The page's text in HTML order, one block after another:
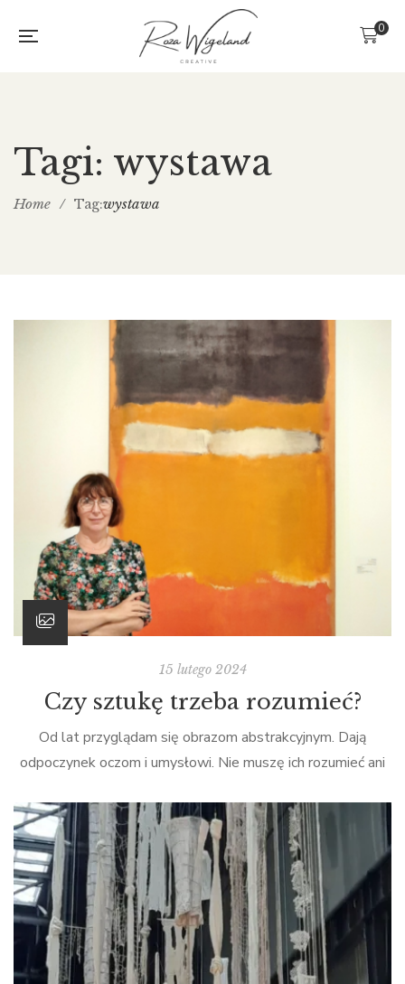
0
Tagi: wystawa
Home / Tag:wystawa
15 lutego 2024
Czy sztukę trzeba rozumieć?
Od lat przyglądam się obrazom abstrakcyjnym. Dają
odpoczynek oczom i umysłowi. Nie muszę ich rozumieć ani
zastanawiam się, co przedstawiają, bo nie przedstawiają nic
szczególnego: plamy, kolory, kształty i linie układające się
w mniej lub bardziej zagmatwany chaos lub wręcz
przeciwnie – geometrię dającą wrażenie uporządkowania i
przewidywalności. […]